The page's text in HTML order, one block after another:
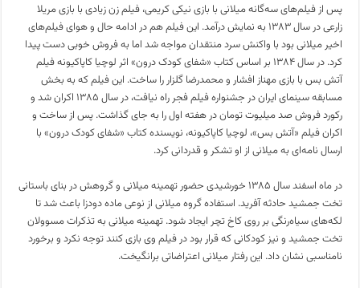
پس از فیلم‌های سه‌گانه میلانی با بازی نیکی کریمی، فیلم زن زیادی با بازی مریلا
زارعی در سال ۱۳۸۳ به نمایش درآمد. این فیلم هم در ادامه حال و هوای فیلم‌های
اخیر میلانی بود با واکنش سرد منتقدان مواجه شد اما به فروش خوبی دست پیدا
کرد. در سال ۱۳۸۴ بر اساس کتاب «شفای کودک درون» اثر لوچیا کاپاکیونه فیلم
آتش بس با بازی مهناز افشار و محمدرضا گلزار را ساخت. این فیلم که به بخش
مسابقه سینمای ایران در جشنواره فیلم فجر راه نیافت، در سال ۱۳۸۵ اکران شد و
رکورد فروش صد میلیوت تومان در هفته اول را به جای گذاشت. پس از ساخت و
اکران فیلم «آتش بس»، لوچیا کاپاکیونه، نویسنده کتاب «شفای کودک درون» با
ارسال نامه‌ای به میلانی از او تشکر و قدردانی کرد.
در ماه اسفند سال ۱۳۸۵ خورشیدی حضور تهمینه میلانی و گروهش در بنای باستانی
تخت جمشید حادثه آفرید. استفاده گروه میلانی از نوعی ماده دودزا باعث شد تا
لکه‌های سیاه‌رنگی بر روی کاخ تچر ایجاد شود. تهمینه میلانی به تذکرات مسوولان
تخت جمشید و نیز کودکانی که قرار بود در فیلم وی بازی کنند توجه نکرد و برخورد
نامناسبی نشان داد. این رفتار میلانی اعتراضاتی برانگیخت.